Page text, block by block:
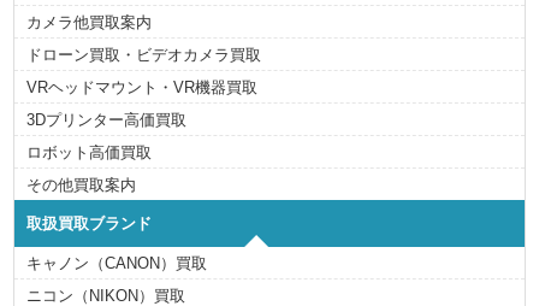
カメラ他買取案内
ドローン買取・ビデオカメラ買取
VRヘッドマウント・VR機器買取
3Dプリンター高価買取
ロボット高価買取
その他買取案内
取扱買取ブランド
キャノン（CANON）買取
ニコン（NIKON）買取